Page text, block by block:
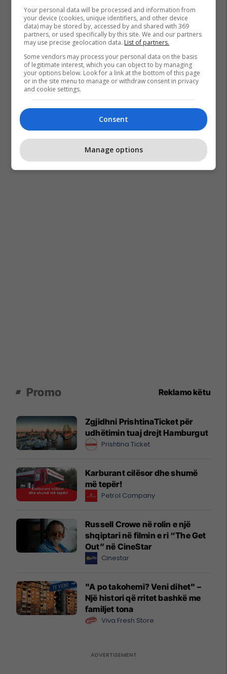
Kfor Nato
Promo Reklamo këtu
Zgjidhni PrishtinaTicket për
udhëtimin tuaj drejt Hamburgut
Prishtina Ticket
Karburant cilësor dhe shumë
më tepër!
Petrol Company
Russell Crowe në rolin e një
shqiptari në filmin e ri “The Get
Out” në CineStar
Cinestar
"A po takohemi? Veni dihet" –
Një histori që rritet bashkë me
familjet tona
Viva Fresh Store
Your personal data will be processed and information from
your device (cookies, unique identifiers, and other device
data) may be stored by, accessed by and shared with 369
partners, or used specifically by this site. We and our partners
may use precise geolocation data. List of partners.
Some vendors may process your personal data on the basis
of legitimate interest, which you can object to by managing
your options below. Look for a link at the bottom of this page
or in the site menu to manage or withdraw consent in privacy
and cookie settings.
Consent
Manage options